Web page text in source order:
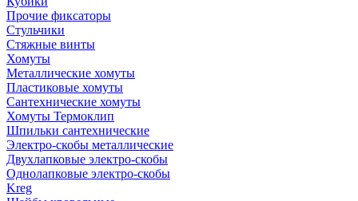
Прочие фиксаторы
Стульчики
Стяжные винты
Хомуты
Металлические хомуты
Пластиковые хомуты
Сантехнические хомуты
Хомуты Термоклип
Шпильки сантехнические
Электро-скобы металлические
Двухлапковые электро-скобы
Однолапковые электро-скобы
Kreg